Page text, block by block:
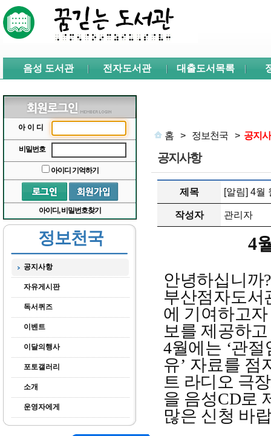
주메뉴 바로가기
서브메뉴 바로가기
음성 도서관 전자도서관 대출도서목록
아이디
비밀번호
아이디 기억하기
아이디, 비밀번호찾기
정보천국
공지사항
자유게시판
독서퀴즈
이벤트
이달의행사
포토갤러리
소개
운영자에게
홈 > 정보천국 > 공지
공지사항
제목 [알림] 4월
작성자 관리자
4
안녕하십니까?
부산점자도서
에 기여하고
보를 제공하
4월에는 ‘관절
유’ 자료를 점
트 라디오 극
을 음성CD로
많은 신청 바